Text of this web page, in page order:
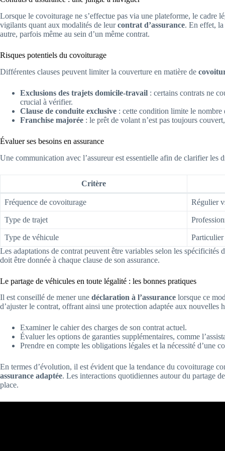
Lorsque le covoiturage ne s’effectue pas via une plateforme, le cadre
vigilants quant aux modalités de leurcontrat d’assurance. En effet, la
autre, parfois même au sein d’un même contrat.
Risques potentiels du covoiturage
Différentes clauses peuvent limiter la couverture en matière de
Exclusions des trajets domicile-travail : certains contrats ne
crucial à vérifier.
Clause de conduite exclusive : cette condition limite le nombre
Franchise majorée : le prêt de volant n’est pas toujours
Évaluer ses besoins en assurance
Une communication avec l’assureur est essentielle afin de clarifier
Critère
Fréquence de covoiturage Régulier
Type de trajet
Type de véhicule
Les adaptations de contrat peuvent être variables selon les
doit être donnée à chaque clause de son assurance.
Le partage de véhicules en toute légalité : les bonnes pratiques
Il est conseillé de mener une déclaration à l’assurance lorsque ce
d’ajuster le contrat, offrant ainsi une protection adaptée aux nouvelles
Examiner le cahier des charges de son contrat actuel.
Évaluer les options de garanties supplémentaires, comme
Prendre en compte les obligations légales et la nécessité d’une
En termes d’évolution, il est évident que la tendance du covoiturage
assurance adaptée. Les interactions quotidiennes autour du partage
place.